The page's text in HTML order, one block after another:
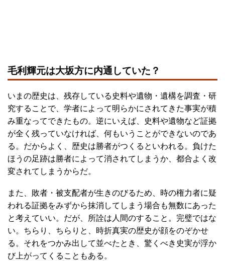
毛利輝元は大坂方に内通していた？
いまの歴史は、残存している史料や遺物・遺構を調査・研
究することで、学者によって明らかにされてきた事実が積
み重なってできたもの。逆にいえば、史料や遺物など証拠
が全く残っていなければ、何もいうことができないのであ
る。だからよく、歴史は勝者がつくるといわれる。負けた
ほうの足跡は勝者によって消されてしまうか、都合よく改
変されてしまうからだ。
また、敗者・被支配者が生きのびるため、時の権力者に疑
われる証拠をみずから抹消してしまう場合も無数にあった
と考えていい。だが、所詮は人間のすること。完璧ではな
い。ちらり、ちらりと、時折真実の歴史が顔をのぞかせ
る。それをつかみ出して並べたとき、驚くべき史実が浮か
び上がってくることもある。